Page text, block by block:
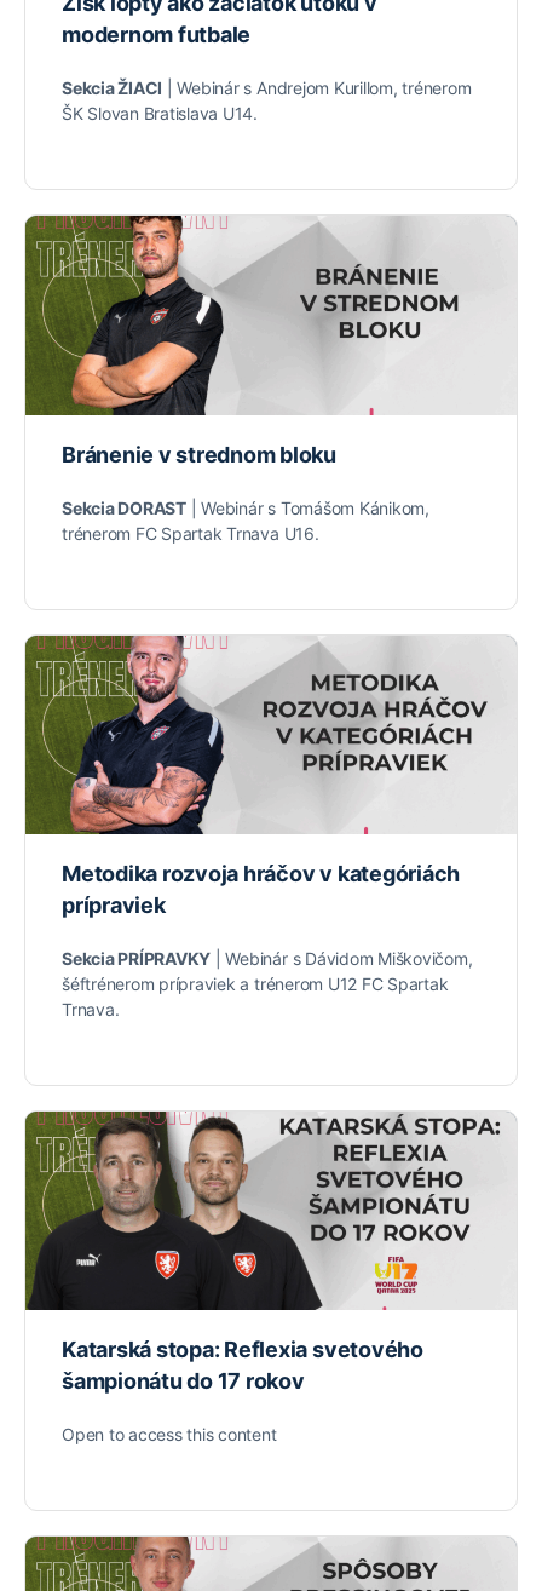
modernom futbale
Sekcia ŽIACI | Webinár s Andrejom Kurillom, trénerom
ŠK Slovan Bratislava U14.
Bránenie v strednom bloku
Sekcia DORAST| Webinár s Tomášom Kánikom,
trénerom FC Spartak Trnava U16.
Metodika rozvoja hráčov v kategóriách
prípraviek
Sekcia PRÍPRAVKY | Webinár s Dávidom Miškovičom,
šéftrénerom prípraviek a trénerom U12 FC Spartak
Trnava.
Katarská stopa: Reflexia svetového
šampionátu do 17 rokov
Open to access this content